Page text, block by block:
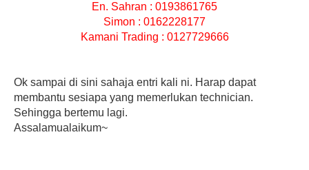
En. Sahran : 0193861765
Simon : 0162228177
Kamani Trading : 0127729666
Ok sampai di sini sahaja entri kali ni. Harap dapat
membantu sesiapa yang memerlukan technician.
Sehingga bertemu lagi.
Assalamualaikum~